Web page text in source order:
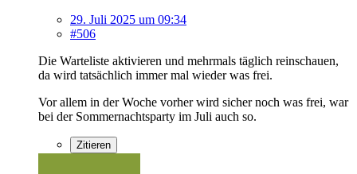
29. Juli 2025 um 09:34
#506
Die Warteliste aktivieren und mehrmals täglich reinschauen,
da wird tatsächlich immer mal wieder was frei.
Vor allem in der Woche vorher wird sicher noch was frei, war
bei der Sommernachtsparty im Juli auch so.
Zitieren